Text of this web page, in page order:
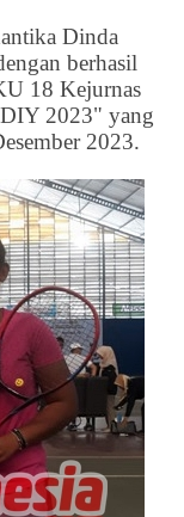
Dinda
berhasil
18 Kejurnas
2023" yang
2023.